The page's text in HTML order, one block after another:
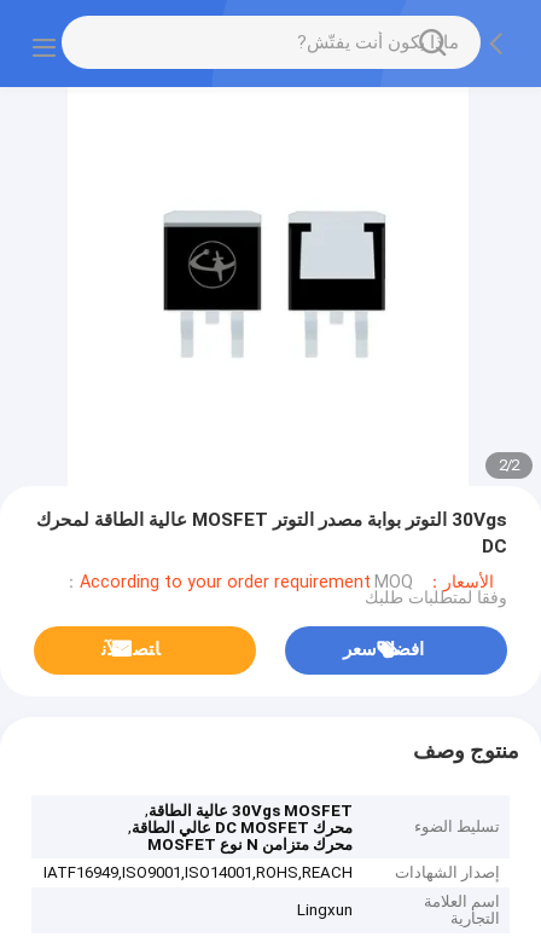
2
/
2
30Vgs التوتر بوابة مصدر التوتر MOSFET عالية الطاقة لمحرك
DC
الأسعار：According to your order requirement MOQ：
وفقا لمتطلبات طلبك
افضل سعر ﺎﺘﺼﻟ ﺍﻶﻧ
منتوج وصف
تسليط الضوء
30Vgs MOSFET عالية الطاقة
,
محرك DC MOSFET عالي الطاقة
,
محرك متزامن N نوع MOSFET
إصدار الشهادات
IATF16949,ISO9001,ISO14001,ROHS,REACH
اسم العلامة
التجارية
Lingxun